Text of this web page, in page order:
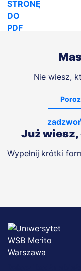
Nie wiesz,
Już
Wypełnij krótki